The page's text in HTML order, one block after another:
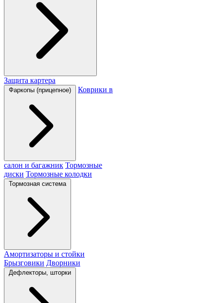
Защита картера
Фаркопы (прицепное) Коврики в
салон и багажник Тормозные
диски Тормозные колодки
Тормозная система
Амортизаторы и стойки
Брызговики Дворники
Дефлекторы, шторки